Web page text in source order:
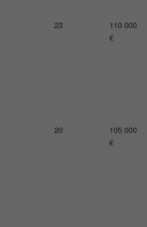
22
104 000
€
12
103 000
€